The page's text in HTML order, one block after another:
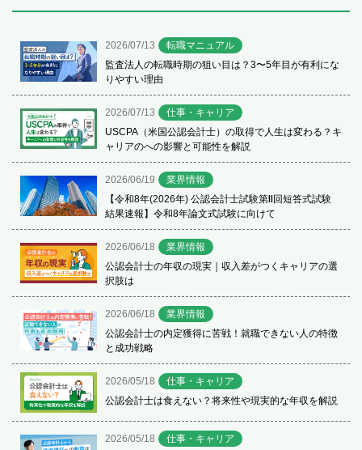
2026/07/13
転職マニュアル
監査法人の転職時期の狙い目は？3〜5年目が有利にな
りやすい理由
2026/07/13
仕事・キャリア
USCPA（米国公認会計士）の取得で人生は変わる？キ
ャリアのへの影響と可能性を解説
2026/06/19
業界情報
【令和8年(2026年) 公認会計士試験第Ⅱ回短答式試験
結果速報】令和8年論文式試験に向けて
2026/06/18
業界情報
公認会計士の年収の現実｜収入差がつくキャリアの選
択肢は
2026/06/18
業界情報
公認会計士の内定獲得に苦戦！就職できない人の特徴
と成功戦略
2026/05/18
仕事・キャリア
公認会計士は食えない？将来性や現実的な年収を解説
2026/05/18
仕事・キャリア